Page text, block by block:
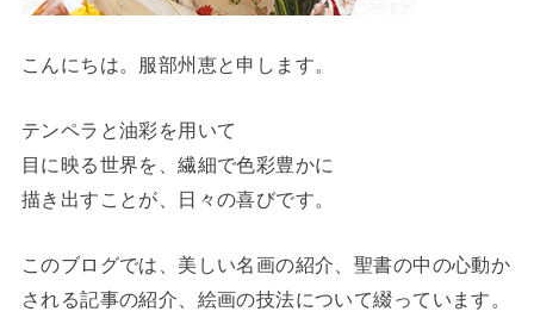
こんにちは。服部州恵と申します。
テンペラと油彩を用いて
目に映る世界を、繊細で色彩豊かに
描き出すことが、日々の喜びです。
このブログでは、美しい名画の紹介、聖書の中の心動か
される記事の紹介、絵画の技法について綴っています。